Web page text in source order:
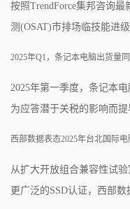
按照TrendForce集邦咨询
测(OSAT)市排场临技能进
2025年Q1，条记本电脑出货量
2025年第一季度，条记本
为应答潜于关税的影响而
西部数据表态2025年台北国际
从扩大开放组合兼容性试
更广泛的SSD认证，西部